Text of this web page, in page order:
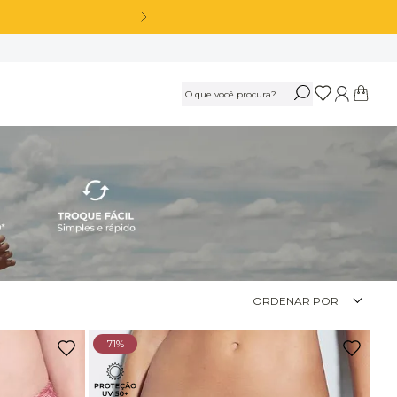
ORDENAR POR
71%
Calça Legging Cós Alto Sem Costura Azul Marinho Navy
Calça Legging Cós Alto Sem Costura Preto
189